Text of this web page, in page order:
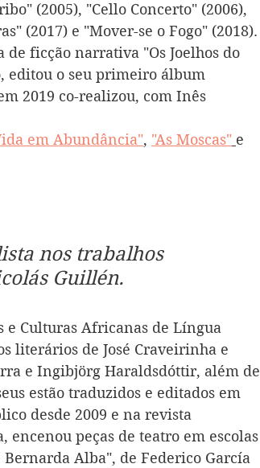
(2005), "Cello Concerto" (2006),
(2017) e "Mover-se o Fogo" (2018).
de ficção narrativa "Os Joelhos do
editou o seu primeiro álbum
2019 co-realizou, com Inês
em Abundância", "As Moscas" e
nos trabalhos
Guillén.
e Culturas Africanas de Língua
literários de José Craveirinha e
e Ingibjörg Haraldsdóttir, além de
estão traduzidos e editados em
desde 2009 e na revista
encenou peças de teatro em escolas
Bernarda Alba", de Federico García